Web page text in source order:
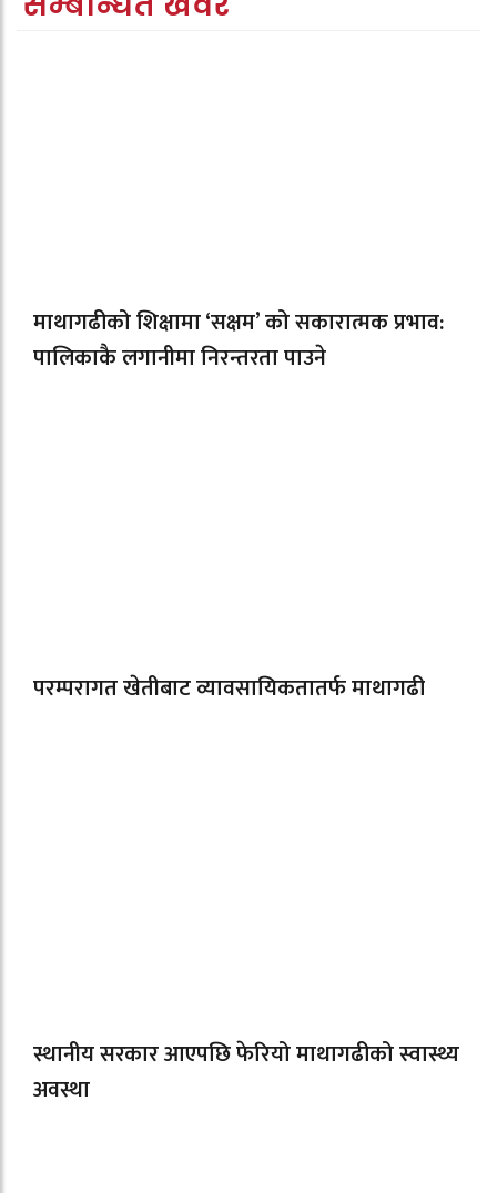
माथागढीको शिक्षामा ‘सक्षम’ को सकारात्मक प्रभाव:
पालिकाकै लगानीमा निरन्तरता पाउने
परम्परागत खेतीबाट व्यावसायिकतातर्फ माथागढी
स्थानीय सरकार आएपछि फेरियो माथागढीको स्वास्थ्य
अवस्था